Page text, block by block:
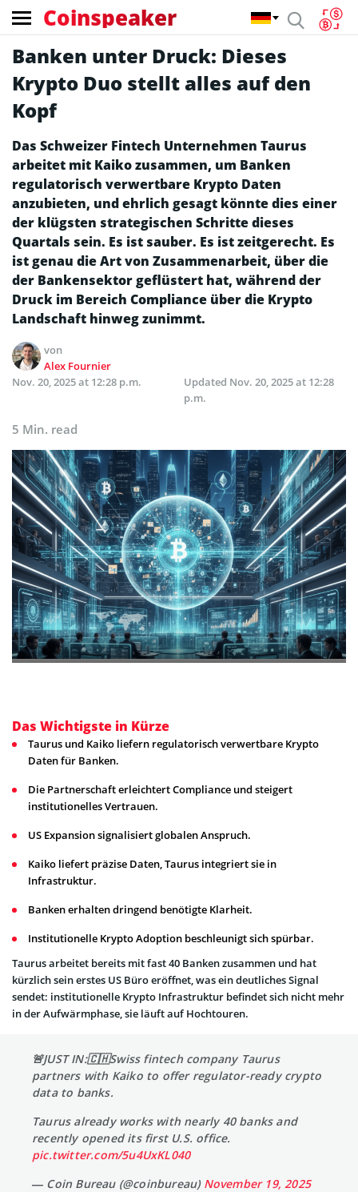
Coinspeaker
Banken unter Druck: Dieses
Krypto Duo stellt alles auf den
Kopf
Das Schweizer Fintech Unternehmen Taurus
arbeitet mit Kaiko zusammen, um Banken
regulatorisch verwertbare Krypto Daten
anzubieten, und ehrlich gesagt könnte dies einer
der klügsten strategischen Schritte dieses
Quartals sein. Es ist sauber. Es ist zeitgerecht. Es
ist genau die Art von Zusammenarbeit, über die
der Bankensektor geflüstert hat, während der
Druck im Bereich Compliance über die Krypto
Landschaft hinweg zunimmt.
von
Alex Fournier
Nov. 20, 2025 at 12:28 p.m.
Updated Nov. 20, 2025 at 12:28
p.m.
5 Min. read
Das Wichtigste in Kürze
Taurus und Kaiko liefern regulatorisch verwertbare Krypto
Daten für Banken.
Die Partnerschaft erleichtert Compliance und steigert
institutionelles Vertrauen.
US Expansion signalisiert globalen Anspruch.
Kaiko liefert präzise Daten, Taurus integriert sie in
Infrastruktur.
Banken erhalten dringend benötigte Klarheit.
Institutionelle Krypto Adoption beschleunigt sich spürbar.
Taurus arbeitet bereits mit fast 40 Banken zusammen und hat
kürzlich sein erstes US Büro eröffnet, was ein deutliches Signal
sendet: institutionelle Krypto Infrastruktur befindet sich nicht mehr
in der Aufwärmphase, sie läuft auf Hochtouren.
🚨JUST IN:🇨🇭Swiss fintech company Taurus
partners with Kaiko to offer regulator-ready crypto
data to banks.
Taurus already works with nearly 40 banks and
recently opened its first U.S. office.
pic.twitter.com/5u4UxKL040
— Coin Bureau (@coinbureau) November 19, 2025